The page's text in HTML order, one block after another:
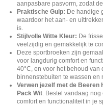
aanpasbare pasvorm, zodat
Praktische Gulp: De handige
waardoor het aan- en
is.
Stijlvolle Witte Kleur: De
veelzijdig en gemakkelijk te
Deze sportbroeken zijn
voor langdurig comfort en
40°C, en voor het behoud
binnenstebuiten te wassen
Verwen jezelf met de Beeren
Pack Wit. Bestel vandaag
comfort en functionaliteit in je